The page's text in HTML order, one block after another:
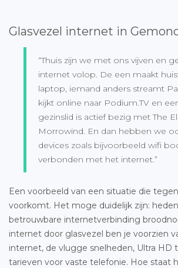
Glasvezel internet in
“Thuis zijn we met ons vijven en
internet volop. De een maakt
laptop, iemand anders streamt
kijkt online naar Podium.TV en
gezinslid is actief bezig met The
Morrowind. En dan hebben we
devices zoals bijvoorbeeld wifi
verbonden met het internet.”
Een voorbeeld van een situatie die
voorkomt. Het moge duidelijk zijn:
betrouwbare internetverbinding
internet door glasvezel ben je voorzien
internet, de vlugge snelheden, Ultra HD
tarieven voor vaste telefonie. Hoe staat